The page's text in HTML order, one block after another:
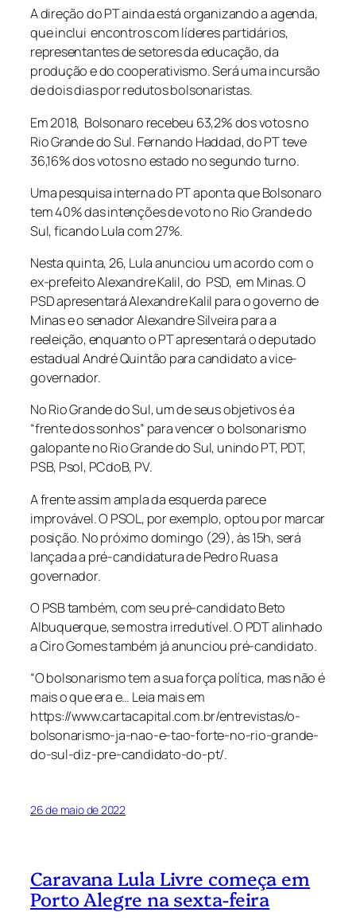
A direção do PT ainda está organizando a agenda,
que inclui encontros com líderes partidários,
representantes de setores da educação, da
produção e do cooperativismo. Será uma incursão
de dois dias por redutos bolsonaristas.
Em 2018, Bolsonaro recebeu 63,2% dos votos no
Rio Grande do Sul. Fernando Haddad, do PT teve
36,16% dos votos no estado no segundo turno.
Uma pesquisa interna do PT aponta que Bolsonaro
tem 40% das intenções de voto no Rio Grande do
Sul, ficando Lula com 27%.
Nesta quinta, 26, Lula anunciou um acordo com o
ex-prefeito Alexandre Kalil, do PSD, em Minas. O
PSD apresentará Alexandre Kalil para o governo de
Minas e o senador Alexandre Silveira para a
reeleição, enquanto o PT apresentará o deputado
estadual André Quintão para candidato a vice-
governador.
No Rio Grande do Sul, um de seus objetivos é a
“frente dos sonhos” para vencer o bolsonarismo
galopante no Rio Grande do Sul, unindo PT, PDT,
PSB, Psol, PCdoB, PV.
A frente assim ampla da esquerda parece
improvável. O PSOL, por exemplo, optou por marcar
posição. No próximo domingo (29), às 15h, será
lançada a pré-candidatura de Pedro Ruas a
governador.
O PSB também, com seu pré-candidato Beto
Albuquerque, se mostra irredutível. O PDT alinhado
a Ciro Gomes também já anunciou pré-candidato.
“O bolsonarismo tem a sua força política, mas não é
mais o que era e… Leia mais em
https://www.cartacapital.com.br/entrevistas/o-
bolsonarismo-ja-nao-e-tao-forte-no-rio-grande-
do-sul-diz-pre-candidato-do-pt/.
26 de maio de 2022
Caravana Lula Livre começa em
Porto Alegre na sexta-feira